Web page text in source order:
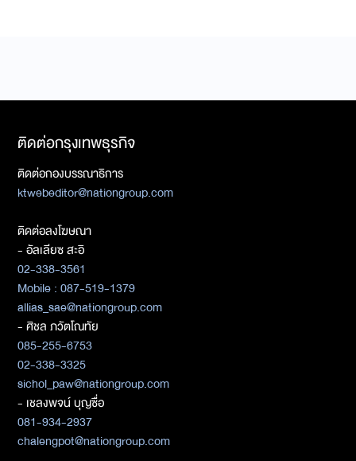
ติดต่อกรุงเทพธุรกิจ
ติดต่อกองบรรณาธิการ
ktwebeditor@nationgroup.com
ติดต่อลงโฆษณา
- อัลเลียซ สะอิ
02-338-3561
Mobile : 087-519-1379
allias_sae@nationgroup.com
- ศิชล ภวัตโณทัย
085-255-6753
02-338-3325
sichol_paw@nationgroup.com
- เชลงพจน์ บุญซื่อ
081-934-2937
chalengpot@nationgroup.com